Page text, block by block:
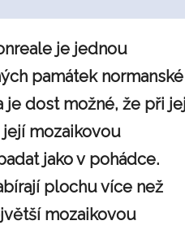
je jednou
památek normanské
je dost možné, že při
mozaikovou
jako v pohádce.
plochu více než
mozaikovou